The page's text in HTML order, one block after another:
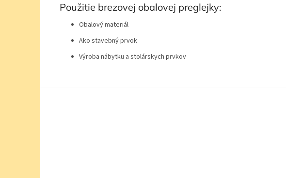
Použitie brezovej obalovej preglejky:
Obalový materiál
Ako stavebný prvok
Výroba nábytku a stolárskych prvkov